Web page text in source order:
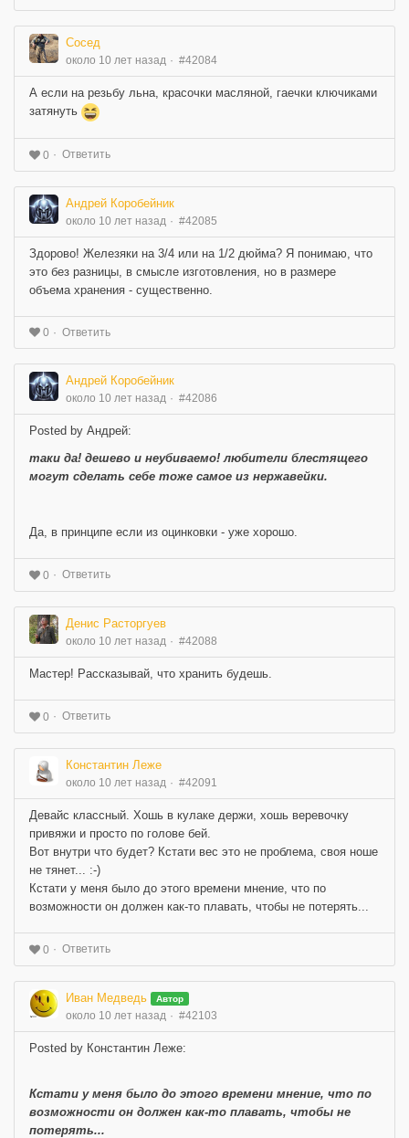
Сосед
около 10 лет назад #42084
А если на резьбу льна, красочки масляной, гаечки ключиками
затянуть
0 Ответить
Андрей Коробейник
около 10 лет назад #42085
Здорово! Железяки на 3/4 или на 1/2 дюйма? Я понимаю, что
это без разницы, в смысле изготовления, но в размере
объема хранения - существенно.
0 Ответить
Андрей Коробейник
около 10 лет назад #42086
Posted by Андрей:
таки да! дешево и неубиваемо! любители блестящего
могут сделать себе тоже самое из нержавейки.
Да, в принципе если из оцинковки - уже хорошо.
0 Ответить
Денис Расторгуев
около 10 лет назад #42088
Мастер! Рассказывай, что хранить будешь.
0 Ответить
Константин Леже
около 10 лет назад #42091
Девайс классный. Хошь в кулаке держи, хошь веревочку
привяжи и просто по голове бей.
Вот внутри что будет? Кстати вес это не проблема, своя ноше
не тянет... :-)
Кстати у меня было до этого времени мнение, что по
возможности он должен как-то плавать, чтобы не потерять...
0 Ответить
Иван Медведь Автор
около 10 лет назад #42103
Posted by Константин Леже:
Кстати у меня было до этого времени мнение, что по
возможности он должен как-то плавать, чтобы не
потерять...